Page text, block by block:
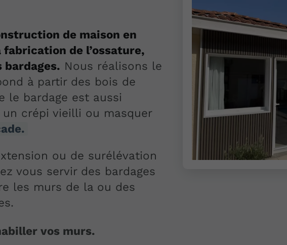
de maison en
de l’ossature,
bardages. Nous réalisons le
à partir des bois de
le bardage est aussi
crépi vieilli ou masquer
ou de surélévation
vous servir des bardages
les murs de la ou des
vos murs.